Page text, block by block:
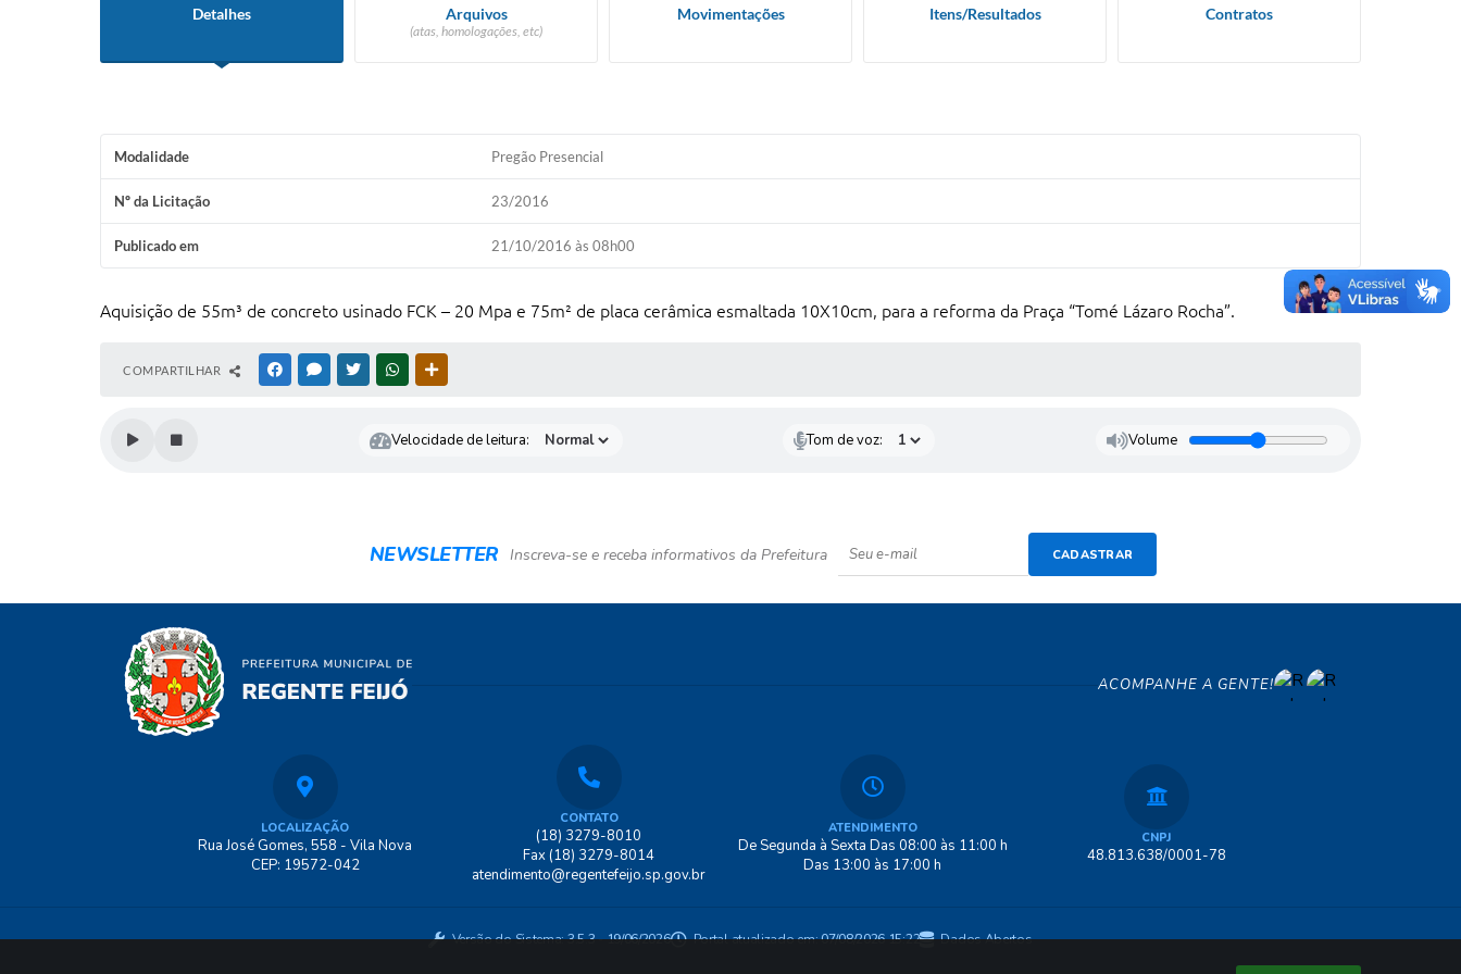
Detalhes Arquivos
(atas, homologações, etc)
Movimentações Itens/Resultados Contratos
Modalidade Pregão Presencial
Nº da Licitação 23/2016
Publicado em 21/10/2016 às 08h00
Aquisição de 55m³ de concreto usinado FCK – 20 Mpa e 75m² de placa cerâmica esmaltada 10X10cm, para a reforma da Praça “Tomé Lázaro Rocha”.
COMPARTILHAR FACEBOOKMESSENGER
TWITTERWHATSAPP
Velocidade de leitura: Tom de voz: Volume
NEWSLETTER Inscreva-se e receba informativos da Prefeitura CADASTRAR
ACOMPANHE A GENTE!
LOCALIZAÇÃO
Rua José Gomes, 558 - Vila Nova
CEP: 19572-042
CONTATO
(18) 3279-8010
Fax (18) 3279-8014
atendimento@regentefeijo.sp.gov.br
ATENDIMENTO
De Segunda à Sexta Das 08:00 às 11:00 h
Das 13:00 às 17:00 h
CNPJ
48.813.638/0001-78
Versão do Sistema:3.5.3 - 19/06/2026 Portal atualizado em:07/08/2026 15:22 Dados Abertos